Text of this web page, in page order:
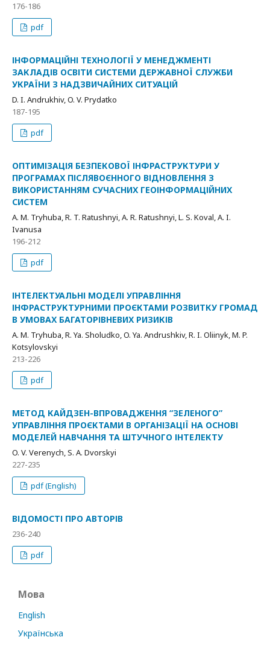
176-186
pdf
ІНФОРМАЦІЙНІ ТЕХНОЛОГІЇ У МЕНЕДЖМЕНТІ
ЗАКЛАДІВ ОСВІТИ СИСТЕМИ ДЕРЖАВНОЇ СЛУЖБИ
УКРАЇНИ З НАДЗВИЧАЙНИХ СИТУАЦІЙ
D. I. Andrukhiv, O. V. Prydatko
187-195
pdf
ОПТИМІЗАЦІЯ БЕЗПЕКОВОЇ ІНФРАСТРУКТУРИ У
ПРОГРАМАХ ПІСЛЯВОЄННОГО ВІДНОВЛЕННЯ З
ВИКОРИСТАННЯМ СУЧАСНИХ ГЕОІНФОРМАЦІЙНИХ
СИСТЕМ
А. M. Tryhuba, R. T. Ratushnyi, А. R. Ratushnyi, L. S. Koval, A. I.
Ivanusa
196-212
pdf
ІНТЕЛЕКТУАЛЬНІ МОДЕЛІ УПРАВЛІННЯ
ІНФРАСТРУКТУРНИМИ ПРОЄКТАМИ РОЗВИТКУ ГРОМАД
В УМОВАХ БАГАТОРІВНЕВИХ РИЗИКІВ
А. M. Tryhuba, R. Ya. Sholudko, O. Ya. Andrushkiv, R. I. Oliinyk, M. P.
Kotsylovskyi
213-226
pdf
МЕТОД КАЙДЗЕН-ВПРОВАДЖЕННЯ “ЗЕЛЕНОГО”
УПРАВЛІННЯ ПРОЄКТАМИ В ОРГАНІЗАЦІЇ НА ОСНОВІ
МОДЕЛЕЙ НАВЧАННЯ ТА ШТУЧНОГО ІНТЕЛЕКТУ
O. V. Verenych, S. A. Dvorskyi
227-235
pdf (English)
ВІДОМОСТІ ПРО АВТОРІВ
236-240
pdf
Мова
English
Українська